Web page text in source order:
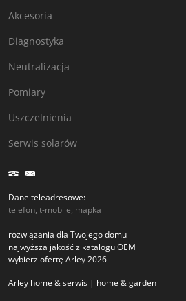
Akcesoria
Diagnostyka
Neutralizacja
Pomiary
Uszczelnienia
Serwis solarów
Dane teleadresowe:
telefon, t-mobile, mapka
rozwiązania dla Twojego domu
najwyższa jakość z katalogu OEM
wybierz ofertę Arley 2026
Arley home & serwis | home & garden